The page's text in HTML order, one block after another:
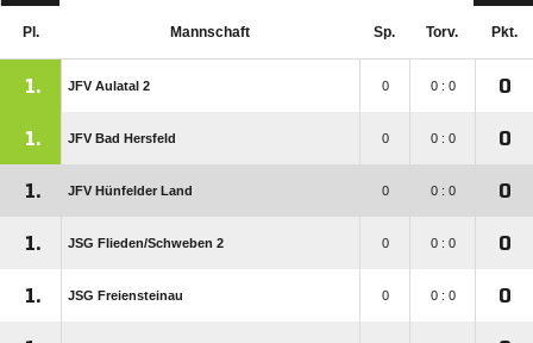
Pl. Mannschaft Sp. Torv. Pkt.
1. JFV Aulatal 2 0 0 : 0 0
1. JFV Bad Hersfeld 0 0 : 0 0
1. JFV Hünfelder Land 0 0 : 0 0
1. JSG Flieden/​Schweben 2 0 0 : 0 0
1. JSG Freiensteinau 0 0 : 0 0